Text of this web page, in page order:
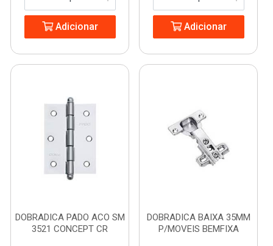
Adicionar Adicionar
DOBRADICA PADO ACO SM
3521 CONCEPT CR
DOBRADICA BAIXA 35MM
P/MOVEIS BEMFIXA